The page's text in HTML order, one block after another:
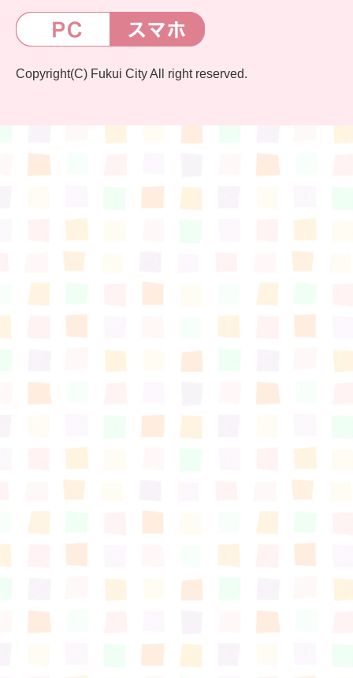
Copyright(C) Fukui City All right reserved.